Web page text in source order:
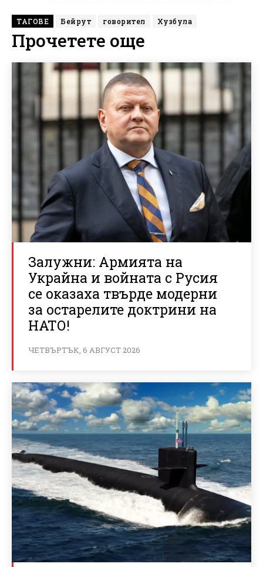
ТАГОВЕ Бейрут говорител Хузбула
Прочетете още
Залужни: Армията на
Украйна и войната с Русия
се оказаха твърде модерни
за остарелите доктрини на
НАТО!
ЧЕТВЪРТЪК, 6 АВГУСТ 2026